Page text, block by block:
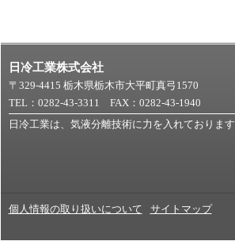
日冷工業株式会社
〒329-4415 栃木県栃木市大平町真弓1570
TEL：0282-43-3311 FAX：0282-43-1940
日冷工業は、気液分離技術に力を入れております
個人情報の取り扱いについて サイトマップ